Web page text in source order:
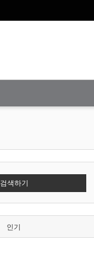
검색하기
인기